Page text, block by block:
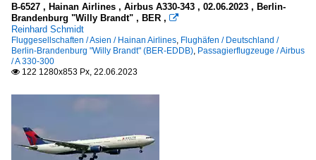
B-6527 , Hainan Airlines , Airbus A330-343 , 02.06.2023 , Berlin-
Brandenburg "Willy Brandt" , BER , 
Reinhard Schmidt
Fluggesellschaften / Asien / Hainan Airlines, Flughäfen / Deutschland /
Berlin-Brandenburg "Willy Brandt" (BER-EDDB), Passagierflugzeuge / Airbus
/ A 330-300
 122 1280x853 Px, 22.06.2023